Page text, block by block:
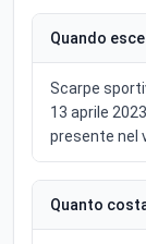
Quando
Scarpe
13 aprile
presente nel
Quanto